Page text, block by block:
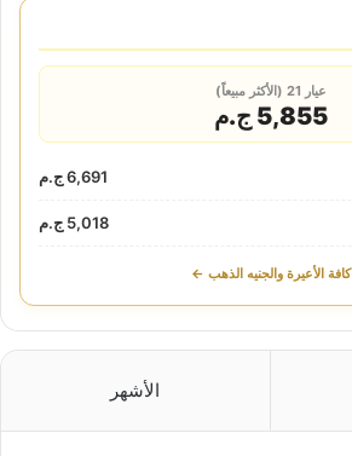
عيار 21 (الأكثر مبيعاً)
5,855 ج.م
6,691 ج.م
5,018 ج.م
كافة الأعيرة والجنيه الذهب ←
الأشهر